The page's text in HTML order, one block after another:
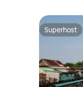
Superhost
Superhost